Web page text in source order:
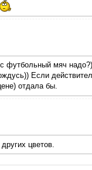
футбольный мяч
Если
отдала бы.
цветов.